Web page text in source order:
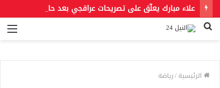
بحث
الرئيسية/رياضة